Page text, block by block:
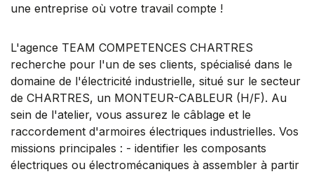
une entreprise où votre travail compte !
L'agence TEAM COMPETENCES CHARTRES
recherche pour l'un de ses clients, spécialisé dans le
domaine de l'électricité industrielle, situé sur le secteur
de CHARTRES, un MONTEUR-CABLEUR (H/F). Au
sein de l'atelier, vous assurez le câblage et le
raccordement d'armoires électriques industrielles. Vos
missions principales : - identifier les composants
électriques ou électromécaniques à assembler à partir